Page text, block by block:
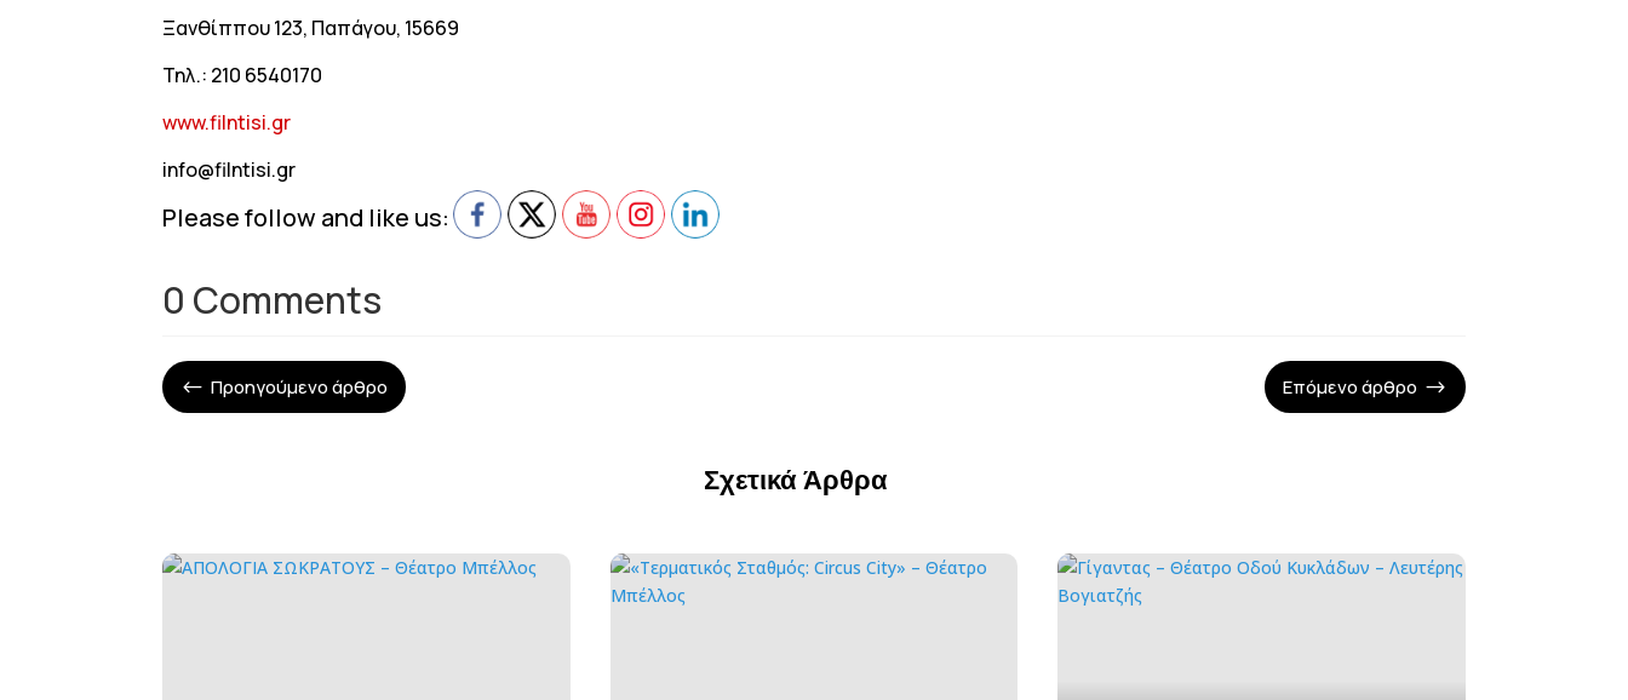
Ξανθίππου 123, Παπάγου, 15669
Τηλ.: 210 6540170
www.filntisi.gr
info@filntisi.gr
Please follow and like us:
0 Comments
# Προηγούμενο άρθρο Επόμενο άρθρο $
Σχετικά Άρθρα